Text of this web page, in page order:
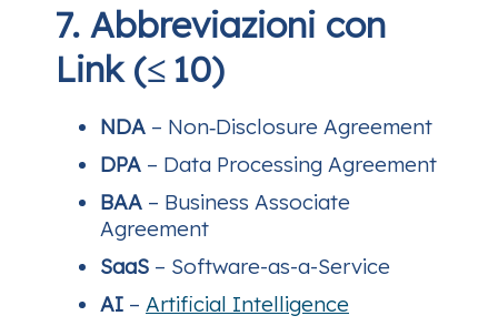
7. Abbreviazioni con
Link (≤ 10)
NDA – Non‑Disclosure Agreement
DPA – Data Processing Agreement
BAA – Business Associate
Agreement
SaaS – Software-as-a-Service
AI – Artificial Intelligence